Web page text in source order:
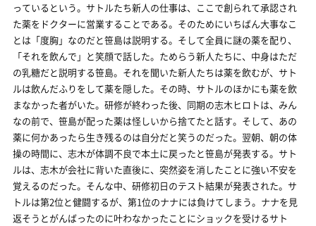
っているという。サトルたち新人の仕事は、ここで創られて承認され
た薬をドクターに営業することである。そのためにいちばん大事なこ
とは「度胸」なのだと笹島は説明する。そして全員に謎の薬を配り、
「それを飲んで」と笑顔で話した。ためらう新人たちに、中身はただ
の乳糖だと説明する笹島。それを聞いた新人たちは薬を飲むが、サト
ルは飲んだふりをして薬を隠した。その時、サトルのほかにも薬を飲
まなかった者がいた。研修が終わった後、同期の志木ヒロトは、みん
なの前で、笹島が配った薬は怪しいから捨てたと話す。そして、あの
薬に何かあったら生き残るのは自分だと笑うのだった。翌朝、朝の体
操の時間に、志木が体調不良で本土に戻ったと笹島が発表する。サト
ルは、志木が会社に背いた直後に、突然姿を消したことに強い不安を
覚えるのだった。そんな中、研修初日のテスト結果が発表された。サ
トルは第2位と健闘するが、第1位のナナには負けてしまう。ナナを見
返そうとがんばったのに叶わなかったことにショックを受けるサト